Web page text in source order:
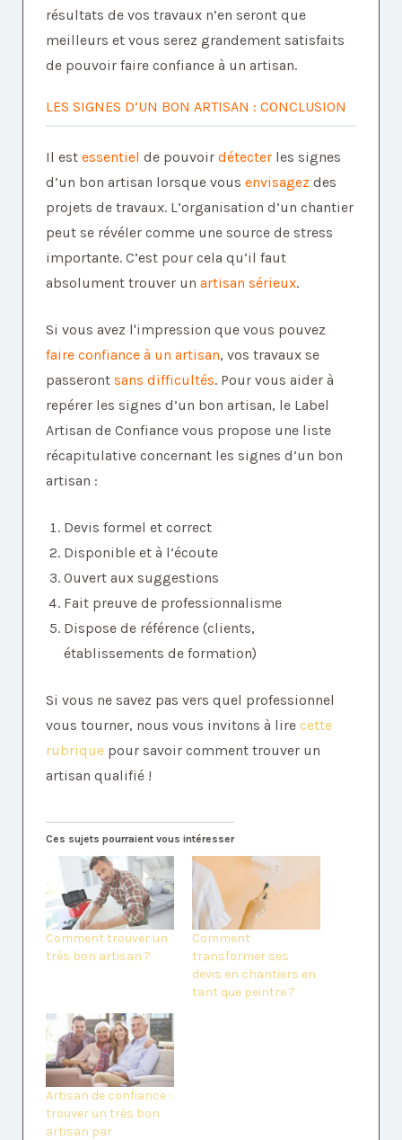
résultats de vos travaux n’en seront que
meilleurs et vous serez grandement satisfaits
de pouvoir faire confiance à un artisan.
LES SIGNES D’UN BON ARTISAN : CONCLUSION
Il est essentiel de pouvoir détecter les signes
d’un bon artisan lorsque vous envisagez des
projets de travaux. L’organisation d’un chantier
peut se révéler comme une source de stress
importante. C’est pour cela qu’il faut
absolument trouver un artisan sérieux.
Si vous avez l'impression que vous pouvez
faire confiance à un artisan, vos travaux se
passeront sans difficultés. Pour vous aider à
repérer les signes d’un bon artisan, le Label
Artisan de Confiance vous propose une liste
récapitulative concernant les signes d’un bon
artisan :
Devis formel et correct
Disponible et à l’écoute
Ouvert aux suggestions
Fait preuve de professionnalisme
Dispose de référence (clients,
établissements de formation)
Si vous ne savez pas vers quel professionnel
vous tourner, nous vous invitons à lire cette
rubrique pour savoir comment trouver un
artisan qualifié !
Ces sujets pourraient vous intéresser
Comment trouver un
très bon artisan ?
Comment
transformer ses
devis en chantiers en
tant que peintre ?
Artisan de confiance :
trouver un très bon
artisan par